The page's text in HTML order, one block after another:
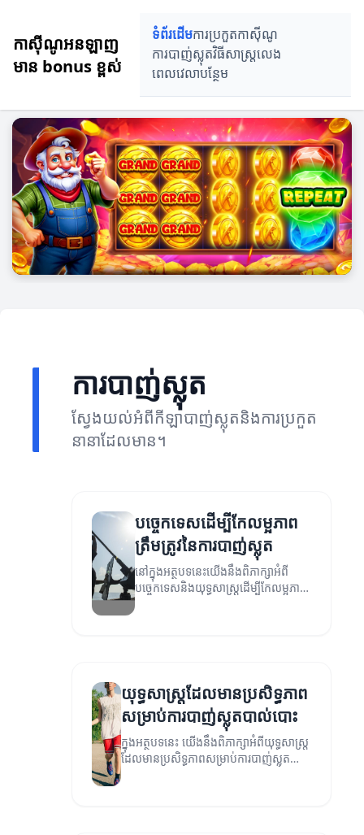
កាស៊ីណូអនឡាញ
មាន bonus ខ្ពស់
ទំព័រដើមការប្រកួតកាស៊ីណូ
ការបាញ់ស្លុតវិធីសាស្ត្រលេង
ពេលវេលាបន្ថែម
ការបាញ់ស្លុត
ស្វែងយល់អំពីកីឡាបាញ់ស្លុតនិងការប្រកួត
នានាដែលមាន។
បច្ចេកទេសដើម្បីកែលម្អភាព
ត្រឹមត្រូវនៃការបាញ់ស្លុត
នៅក្នុងអត្ថបទនេះយើងនឹងពិភាក្សាអំពី
បច្ចេកទេសនិងយុទ្ធសាស្ត្រដើម្បីកែលម្អភាព
ត្រឹមត្រូវនៃការបាញ់ស្លុត។
យុទ្ធសាស្ត្រដែលមានប្រសិទ្ធភាព
សម្រាប់ការបាញ់ស្លុតបាល់បោះ
ក្នុងអត្ថបទនេះ យើងនឹងពិភាក្សាអំពីយុទ្ធសាស្ត្រ
ដែលមានប្រសិទ្ធភាពសម្រាប់ការបាញ់ស្លុត